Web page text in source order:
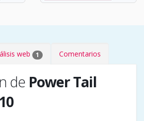
web 1 Comentarios
de Power Tail